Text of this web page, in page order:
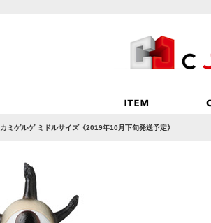
カミゲルゲ ミドルサイズ《2019年10月下旬発送予定》